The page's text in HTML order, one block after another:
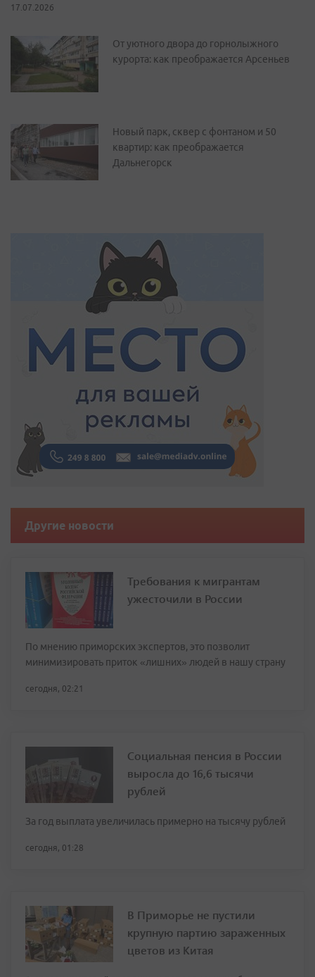
17.07.2026
От уютного двора до горнолыжного
курорта: как преображается Арсеньев
Новый парк, сквер с фонтаном и 50
квартир: как преображается
Дальнегорск
Другие новости
Требования к мигрантам
ужесточили в России
По мнению приморских экспертов, это позволит
минимизировать приток «лишних» людей в нашу страну
сегодня, 02:21
Социальная пенсия в России
выросла до 16,6 тысячи
рублей
За год выплата увеличилась примерно на тысячу рублей
сегодня, 01:28
В Приморье не пустили
крупную партию зараженных
цветов из Китая